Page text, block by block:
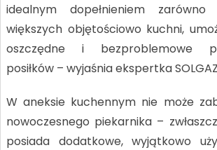
idealnym dopełnieniem
większych objętościowo kuchni,
oszczędne i bezproblemowe
posiłków – wyjaśnia ekspertka
W aneksie kuchennym nie może
nowoczesnego piekarnika –
posiada dodatkowe, wyjątkowo